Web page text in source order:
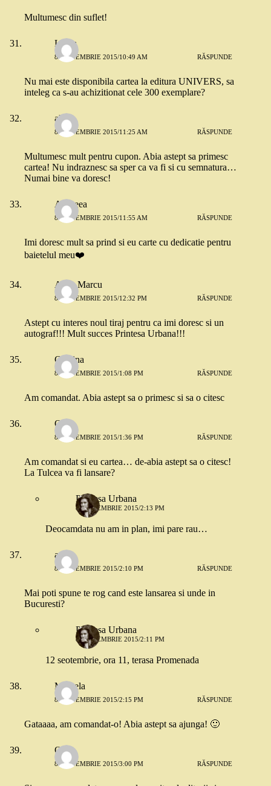
Multumesc din suflet!
Laura
8 SEPTEMBRIE 2015/10:49 AM RĂSPUNDE
Nu mai este disponibila cartea la editura UNIVERS, sa
inteleg ca s-au achizitionat cele 300 exemplare?
alina
8 SEPTEMBRIE 2015/11:25 AM RĂSPUNDE
Multumesc mult pentru cupon. Abia astept sa primesc
cartea! Nu indraznesc sa sper ca va fi si cu semnatura…
Numai bine va doresc!
Andreea
8 SEPTEMBRIE 2015/11:55 AM RĂSPUNDE
Imi doresc mult sa prind si eu carte cu dedicatie pentru
baietelul meu❤️
Anca Marcu
8 SEPTEMBRIE 2015/12:32 PM RĂSPUNDE
Astept cu interes noul tiraj pentru ca imi doresc si un
autograf!!! Mult succes Printesa Urbana!!!
Cristina
8 SEPTEMBRIE 2015/1:08 PM RĂSPUNDE
Am comandat. Abia astept sa o primesc si sa o citesc
Oana
8 SEPTEMBRIE 2015/1:36 PM RĂSPUNDE
Am comandat si eu cartea… de-abia astept sa o citesc!
La Tulcea va fi lansare?
Printesa Urbana
8 SEPTEMBRIE 2015/2:13 PM
Deocamdata nu am in plan, imi pare rau…
adela
8 SEPTEMBRIE 2015/2:10 PM RĂSPUNDE
Mai poti spune te rog cand este lansarea si unde in
Bucuresti?
Printesa Urbana
8 SEPTEMBRIE 2015/2:11 PM
12 seotembrie, ora 11, terasa Promenada
Mihaela
8 SEPTEMBRIE 2015/2:15 PM RĂSPUNDE
Gataaaa, am comandat-o! Abia astept sa ajunga! 🙂
Oana
8 SEPTEMBRIE 2015/3:00 PM RĂSPUNDE